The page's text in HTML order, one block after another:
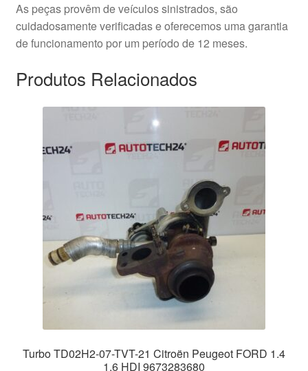
As peças provêm de veículos sinistrados, são
cuidadosamente verificadas e oferecemos uma garantia
de funcionamento por um período de 12 meses.
Produtos Relacionados
Turbo TD02H2-07-TVT-21 Citroën Peugeot FORD 1.4
1.6 HDI 9673283680